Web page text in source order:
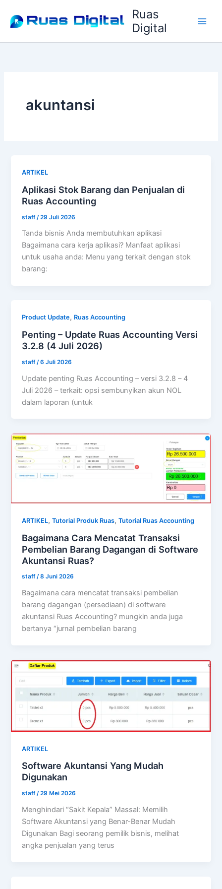
konten
Ruas
Digital
akuntansi
ARTIKEL
Aplikasi Stok Barang dan Penjualan di
Ruas Accounting
staff /29 Juli 2026
Tanda bisnis Anda membutuhkan aplikasi
Bagaimana cara kerja aplikasi? Manfaat aplikasi
untuk usaha anda: Menu yang terkait dengan stok
barang:
Product Update, Ruas Accounting
Penting – Update Ruas Accounting Versi
3.2.8 (4 Juli 2026)
staff /6 Juli 2026
Update penting Ruas Accounting – versi 3.2.8 – 4
Juli 2026 – terkait: opsi sembunyikan akun NOL
dalam laporan (untuk
ARTIKEL,Tutorial Produk Ruas,Tutorial Ruas Accounting
Bagaimana Cara Mencatat Transaksi
Pembelian Barang Dagangan di Software
Akuntansi Ruas?
staff/8 Juni 2026
Bagaimana cara mencatat transaksi pembelian
barang dagangan (persediaan) di software
akuntansi Ruas Accounting? mungkin anda juga
bertanya “jurnal pembelian barang
ARTIKEL
Software Akuntansi Yang Mudah
Digunakan
staff/29 Mei 2026
Menghindari “Sakit Kepala” Massal: Memilih
Software Akuntansi yang Benar-Benar Mudah
Digunakan Bagi seorang pemilik bisnis, melihat
angka penjualan yang terus